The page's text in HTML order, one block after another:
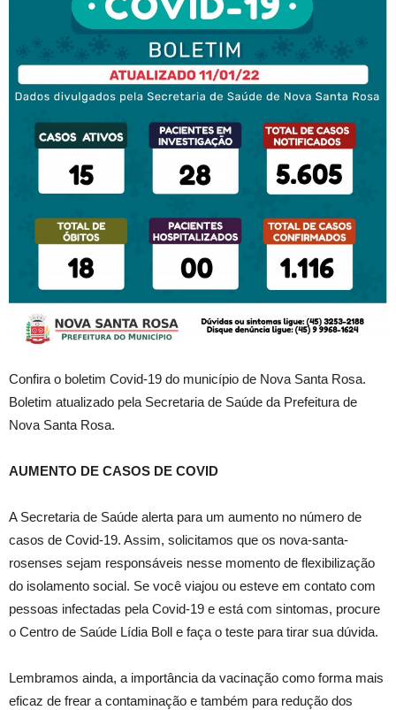
Confira o boletim Covid-19 do município de Nova Santa Rosa.
Boletim atualizado pela Secretaria de Saúde da Prefeitura de
Nova Santa Rosa.
AUMENTO DE CASOS DE COVID
A Secretaria de Saúde alerta para um aumento no número de
casos de Covid-19. Assim, solicitamos que os nova-santa-
rosenses sejam responsáveis nesse momento de flexibilização
do isolamento social. Se você viajou ou esteve em contato com
pessoas infectadas pela Covid-19 e está com sintomas, procure
o Centro de Saúde Lídia Boll e faça o teste para tirar sua dúvida.
Lembramos ainda, a importância da vacinação como forma mais
eficaz de frear a contaminação e também para redução dos